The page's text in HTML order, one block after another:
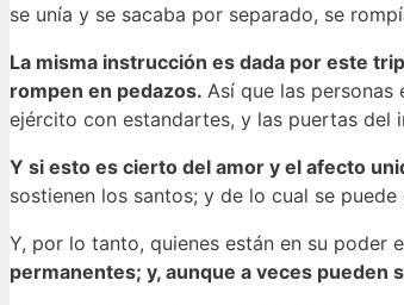
se unía y se sacaba por separado, se
La misma instrucción es dada por este
rompen en pedazos. Así que las
ejército con estandartes, y las puertas del
Y si esto es cierto del amor y el afecto
sostienen los santos; y de lo cual se
Y, por lo tanto, quienes están en su poder
permanentes; y, aunque a veces pueden